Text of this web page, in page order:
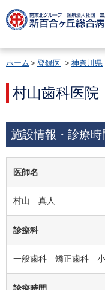
ホーム 登録医 神奈川県
村山歯科医院
施設情報・診療時
医師名
村山 真人
診療科
一般歯科 矯正歯科 小